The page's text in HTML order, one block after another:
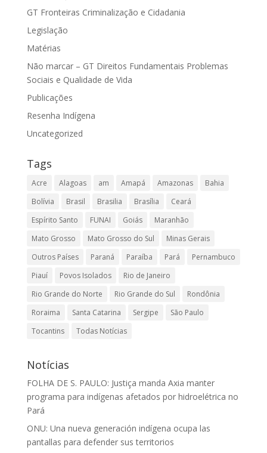
GT Fronteiras Criminalização e Cidadania
Legislação
Matérias
Não marcar – GT Direitos Fundamentais Problemas
Sociais e Qualidade de Vida
Publicações
Resenha Indígena
Uncategorized
Tags
Acre Alagoas am Amapá Amazonas
Bahia
Bolívia
Brasil Brasilia Brasília
Ceará
Espírito Santo
FUNAI Goiás
Maranhão
Mato Grosso
Mato Grosso do Sul
Minas Gerais
Outros Países
Paraná Paraíba Pará
Pernambuco
Piauí
Povos Isolados
Rio de Janeiro
Rio Grande do Norte
Rio Grande do Sul
Rondônia
Roraima
Santa Catarina Sergipe
São Paulo
Tocantins
Todas Notícias
Notícias
FOLHA DE S. PAULO: Justiça manda Axia manter
programa para indígenas afetados por hidroelétrica no
Pará
ONU: Una nueva generación indígena ocupa las
pantallas para defender sus territorios